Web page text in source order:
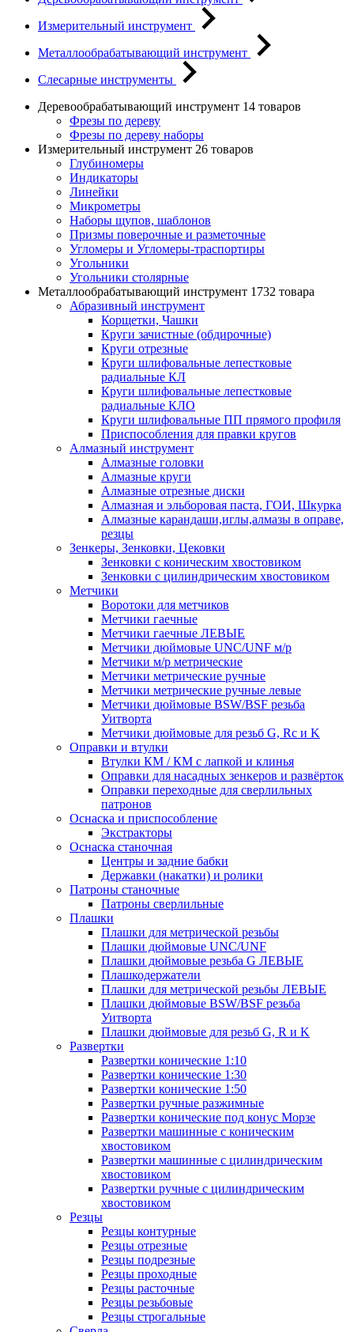
Измерительный инструмент
Металлообрабатывающий инструмент
Слесарные инструменты
Деревообрабатывающий инструмент 14 товаров
Фрезы по дереву
Фрезы по дереву наборы
Измерительный инструмент 26 товаров
Глубиномеры
Индикаторы
Линейки
Микрометры
Наборы щупов, шаблонов
Призмы поверочные и разметочные
Угломеры и Угломеры-траспортиры
Угольники
Угольники столярные
Металлообрабатывающий инструмент 1732 товара
Абразивный инструмент
Корщетки, Чашки
Круги зачистные (обдирочные)
Круги отрезные
Круги шлифовальные лепестковые
радиальные КЛ
Круги шлифовальные лепестковые
радиальные КЛО
Круги шлифовальные ПП прямого профиля
Приспособления для правки кругов
Алмазный инструмент
Алмазные головки
Алмазные круги
Алмазные отрезные диски
Алмазная и эльборовая паста, ГОИ, Шкурка
Алмазные карандаши,иглы,алмазы в оправе,
резцы
Зенкеры, Зенковки, Цековки
Зенковки с коническим хвостовиком
Зенковки с цилиндрическим хвостовиком
Метчики
Воротоки для метчиков
Метчики гаечные
Метчики гаечные ЛЕВЫЕ
Метчики дюймовые UNC/UNF м/р
Метчики м/р метрические
Метчики метрические ручные
Метчики метрические ручные левые
Метчики дюймовые BSW/BSF резьба
Уитворта
Метчики дюймовые для резьб G, Rc и K
Оправки и втулки
Втулки КМ / КМ с лапкой и клинья
Оправки для насадных зенкеров и развёрток
Оправки переходные для сверлильных
патронов
Оснаска и приспособление
Экстракторы
Оснаска станочная
Центры и задние бабки
Державки (накатки) и ролики
Патроны станочные
Патроны сверлильные
Плашки
Плашки для метрической резьбы
Плашки дюймовые UNC/UNF
Плашки дюймовые резьба G ЛЕВЫЕ
Плашкодержатели
Плашки для метрической резьбы ЛЕВЫЕ
Плашки дюймовые BSW/BSF резьба
Уитворта
Плашки дюймовые для резьб G, R и K
Развертки
Развертки конические 1:10
Развертки конические 1:30
Развертки конические 1:50
Развертки ручные разжимные
Развертки конические под конус Морзе
Развертки машинные с коническим
хвостовиком
Развертки машинные с цилиндрическим
хвостовиком
Развертки ручные с цилиндрическим
хвостовиком
Резцы
Резцы контурные
Резцы отрезные
Резцы подрезные
Резцы проходные
Резцы расточные
Резцы резьбовые
Резцы строгальные